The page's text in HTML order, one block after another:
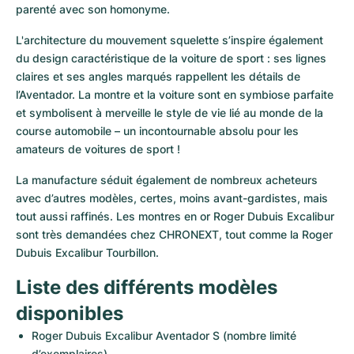
parenté avec son homonyme.
L'architecture du mouvement squelette s’inspire également
du design caractéristique de la voiture de sport : ses lignes
claires et ses angles marqués rappellent les détails de
l’Aventador. La montre et la voiture sont en symbiose parfaite
et symbolisent à merveille le style de vie lié au monde de la
course automobile – un incontournable absolu pour les
amateurs de voitures de sport !
La manufacture séduit également de nombreux acheteurs
avec d’autres modèles, certes, moins avant-gardistes, mais
tout aussi raffinés. Les montres en or Roger Dubuis Excalibur
sont très demandées chez CHRONEXT, tout comme la Roger
Dubuis Excalibur Tourbillon.
Liste des différents modèles
disponibles
Roger Dubuis Excalibur Aventador S (nombre limité